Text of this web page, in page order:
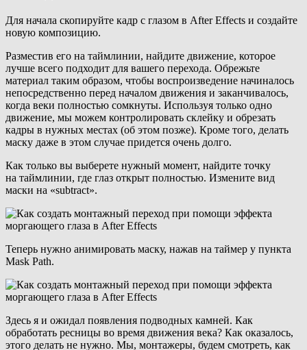
Для начала скопируйте кадр с глазом в After Effects и создайте
новую композицию.
Разместив его на таймлинии, найдите движение, которое
лучше всего подходит для вашего перехода. Обрежьте
материал таким образом, чтобы воспроизведение начиналось
непосредственно перед началом движения и заканчивалось,
когда веки полностью сомкнуты. Используя только одно
движение, мы можем контролировать склейку и обрезать
кадры в нужных местах (об этом позже). Кроме того, делать
маску даже в этом случае придется очень долго.
Как только вы выберете нужный момент, найдите точку
на таймлинии, где глаз открыт полностью. Измените вид
маски на «subtract».
Теперь нужно анимировать маску, нажав на таймер у пункта
Mask Path.
Здесь я и ожидал появления подводных камней. Как
обработать ресницы во время движения века? Как оказалось,
этого делать не нужно. Мы, монтажеры, будем смотреть, как